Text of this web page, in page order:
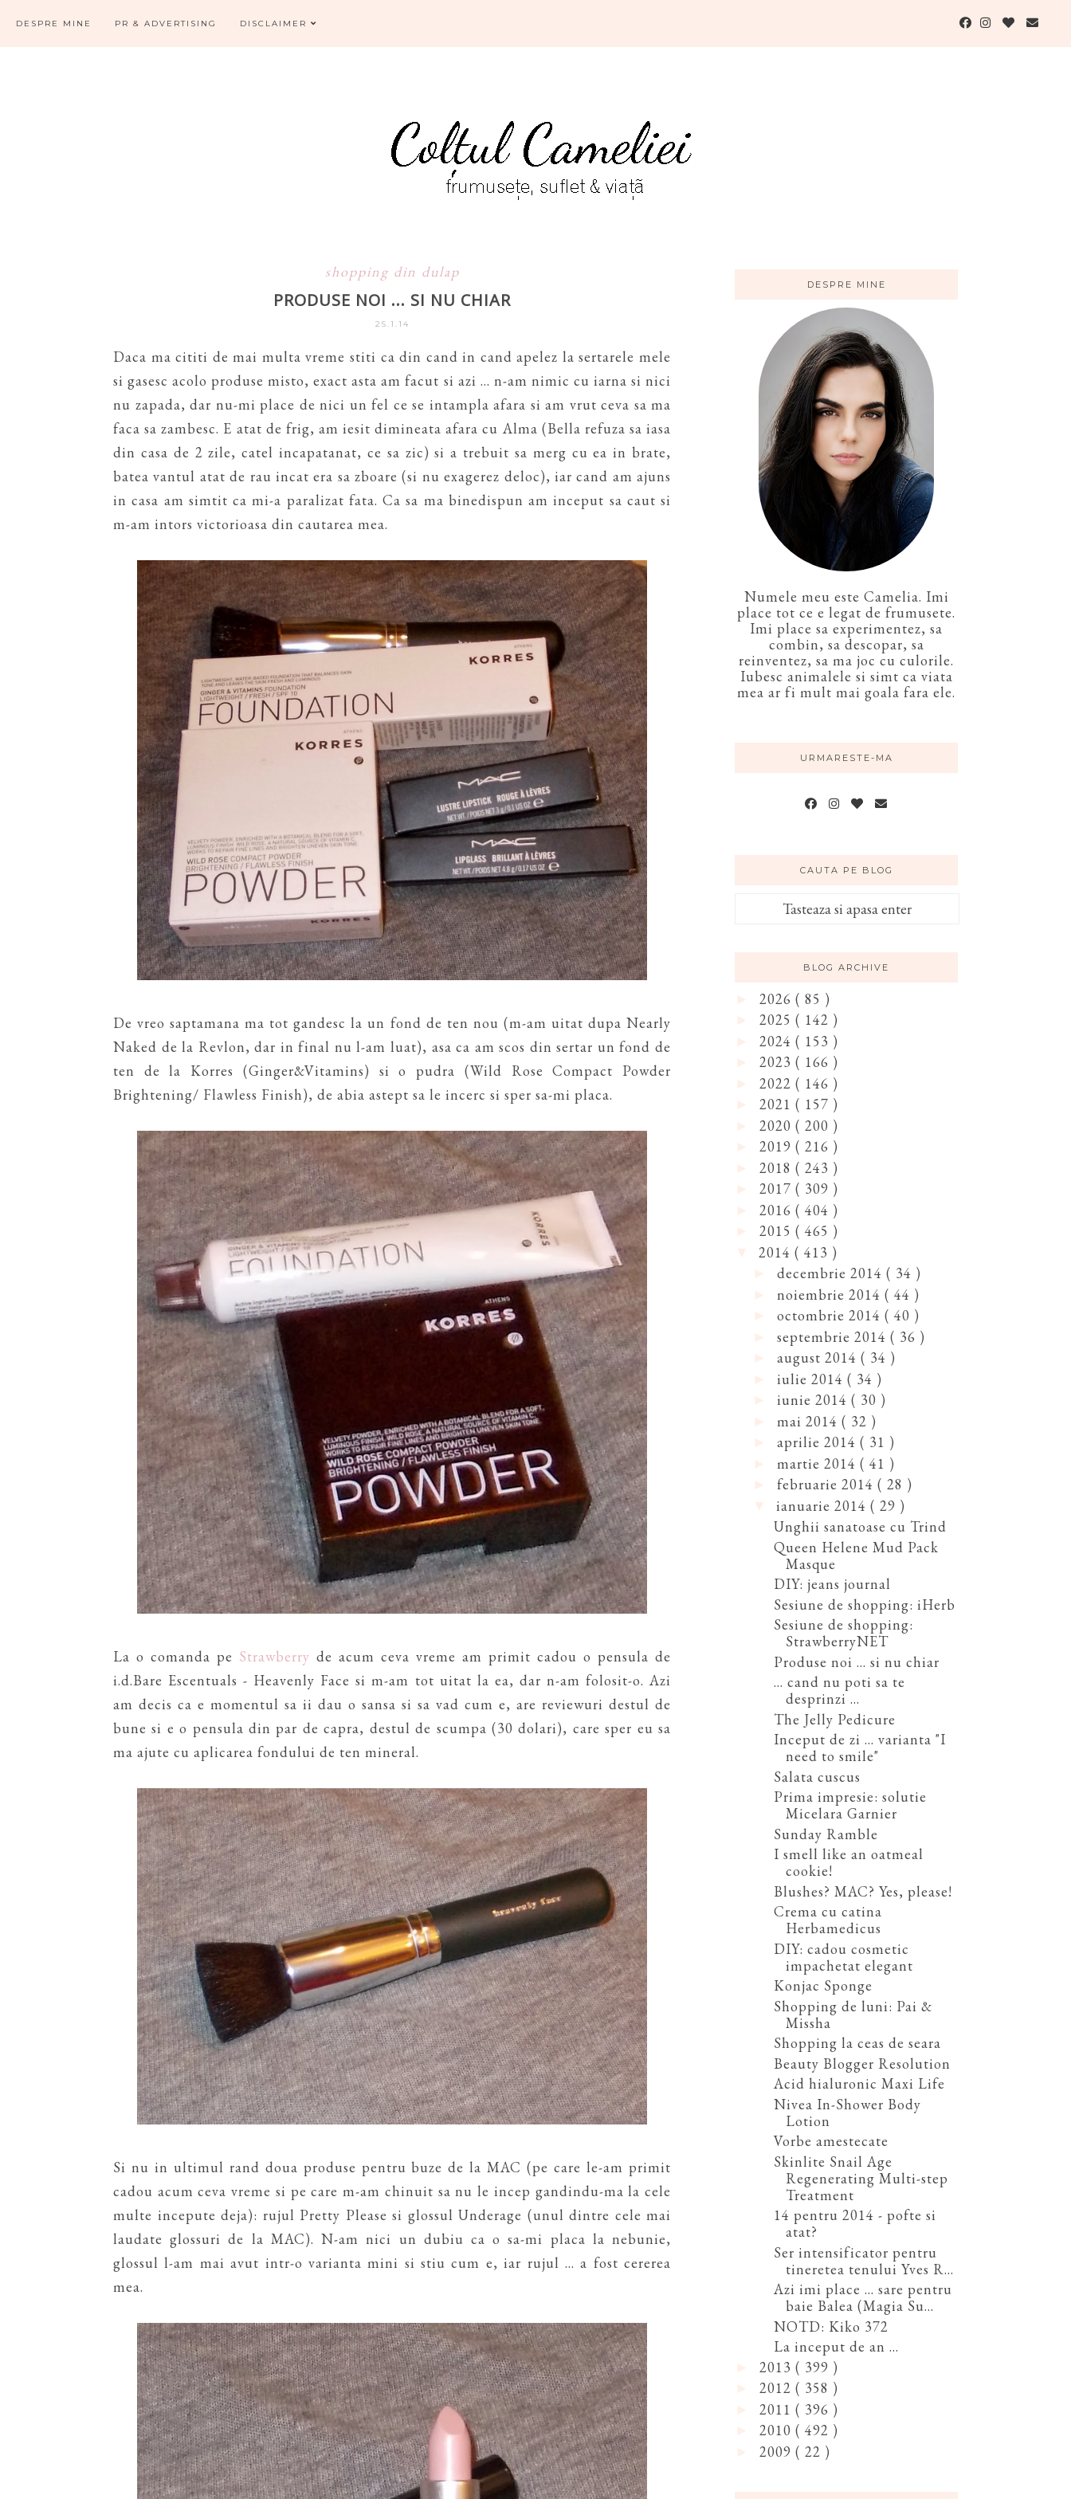
DESPRE MINE PR & ADVERTISING DISCLAIMER
shopping din dulap
PRODUSE NOI ... SI NU CHIAR
25.1.14
Daca ma cititi de mai multa vreme stiti ca din cand in cand apelez la sertarele mele
si gasesc acolo produse misto, exact asta am facut si azi ... n-am nimic cu iarna si nici
nu zapada, dar nu-mi place de nici un fel ce se intampla afara si am vrut ceva sa ma
faca sa zambesc. E atat de frig, am iesit dimineata afara cu Alma (Bella refuza sa iasa
din casa de 2 zile, catel incapatanat, ce sa zic) si a trebuit sa merg cu ea in brate,
batea vantul atat de rau incat era sa zboare (si nu exagerez deloc), iar cand am ajuns
in casa am simtit ca mi-a paralizat fata. Ca sa ma binedispun am inceput sa caut si
m-am intors victorioasa din cautarea mea.
De vreo saptamana ma tot gandesc la un fond de ten nou (m-am uitat dupa Nearly
Naked de la Revlon, dar in final nu l-am luat), asa ca am scos din sertar un fond de
ten de la Korres (Ginger&Vitamins) si o pudra (Wild Rose Compact Powder
Brightening/ Flawless Finish), de abia astept sa le incerc si sper sa-mi placa.
La o comanda pe Strawberry de acum ceva vreme am primit cadou o pensula de
i.d.Bare Escentuals - Heavenly Face si m-am tot uitat la ea, dar n-am folosit-o. Azi
am decis ca e momentul sa ii dau o sansa si sa vad cum e, are reviewuri destul de
bune si e o pensula din par de capra, destul de scumpa (30 dolari), care sper eu sa
ma ajute cu aplicarea fondului de ten mineral.
Si nu in ultimul rand doua produse pentru buze de la MAC (pe care le-am primit
cadou acum ceva vreme si pe care m-am chinuit sa nu le incep gandindu-ma la cele
multe incepute deja): rujul Pretty Please si glossul Underage (unul dintre cele mai
laudate glossuri de la MAC). N-am nici un dubiu ca o sa-mi placa la nebunie,
glossul l-am mai avut intr-o varianta mini si stiu cum e, iar rujul ... a fost cererea
mea.
DESPRE MINE
Numele meu este Camelia. Imi
place tot ce e legat de frumusete.
Imi place sa experimentez, sa
combin, sa descopar, sa
reinventez, sa ma joc cu culorile.
Iubesc animalele si simt ca viata
mea ar fi mult mai goala fara ele.
URMARESTE-MA
CAUTA PE BLOG
BLOG ARCHIVE
2026 ( 85 )
2025 ( 142 )
2024 ( 153 )
2023 ( 166 )
2022 ( 146 )
2021 ( 157 )
2020 ( 200 )
2019 ( 216 )
2018 ( 243 )
2017 ( 309 )
2016 ( 404 )
2015 ( 465 )
2014 ( 413 )
decembrie 2014 ( 34 )
noiembrie 2014 ( 44 )
octombrie 2014 ( 40 )
septembrie 2014 ( 36 )
august 2014 ( 34 )
iulie 2014 ( 34 )
iunie 2014 ( 30 )
mai 2014 ( 32 )
aprilie 2014 ( 31 )
martie 2014 ( 41 )
februarie 2014 ( 28 )
ianuarie 2014 ( 29 )
Unghii sanatoase cu Trind
Queen Helene Mud Pack
Masque
DIY: jeans journal
Sesiune de shopping: iHerb
Sesiune de shopping:
StrawberryNET
Produse noi ... si nu chiar
... cand nu poti sa te
desprinzi ...
The Jelly Pedicure
Inceput de zi ... varianta "I
need to smile"
Salata cuscus
Prima impresie: solutie
Micelara Garnier
Sunday Ramble
I smell like an oatmeal
cookie!
Blushes? MAC? Yes, please!
Crema cu catina
Herbamedicus
DIY: cadou cosmetic
impachetat elegant
Konjac Sponge
Shopping de luni: Pai &
Missha
Shopping la ceas de seara
Beauty Blogger Resolution
Acid hialuronic Maxi Life
Nivea In-Shower Body
Lotion
Vorbe amestecate
Skinlite Snail Age
Regenerating Multi-step
Treatment
14 pentru 2014 - pofte si
atat?
Ser intensificator pentru
tineretea tenului Yves R...
Azi imi place ... sare pentru
baie Balea (Magia Su...
NOTD: Kiko 372
La inceput de an ...
2013 ( 399 )
2012 ( 358 )
2011 ( 396 )
2010 ( 492 )
2009 ( 22 )